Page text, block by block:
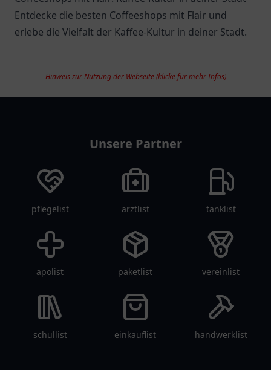
Entdecke die besten Coffeeshops mit Flair und
erlebe die Vielfalt der Kaffee-Kultur in deiner Stadt.
Hinweis zur Nutzung der Webseite (klicke für mehr Infos)
Unsere Partner
pflegelist arztlist tanklist
apolist paketlist vereinlist
schullist einkauflist handwerklist